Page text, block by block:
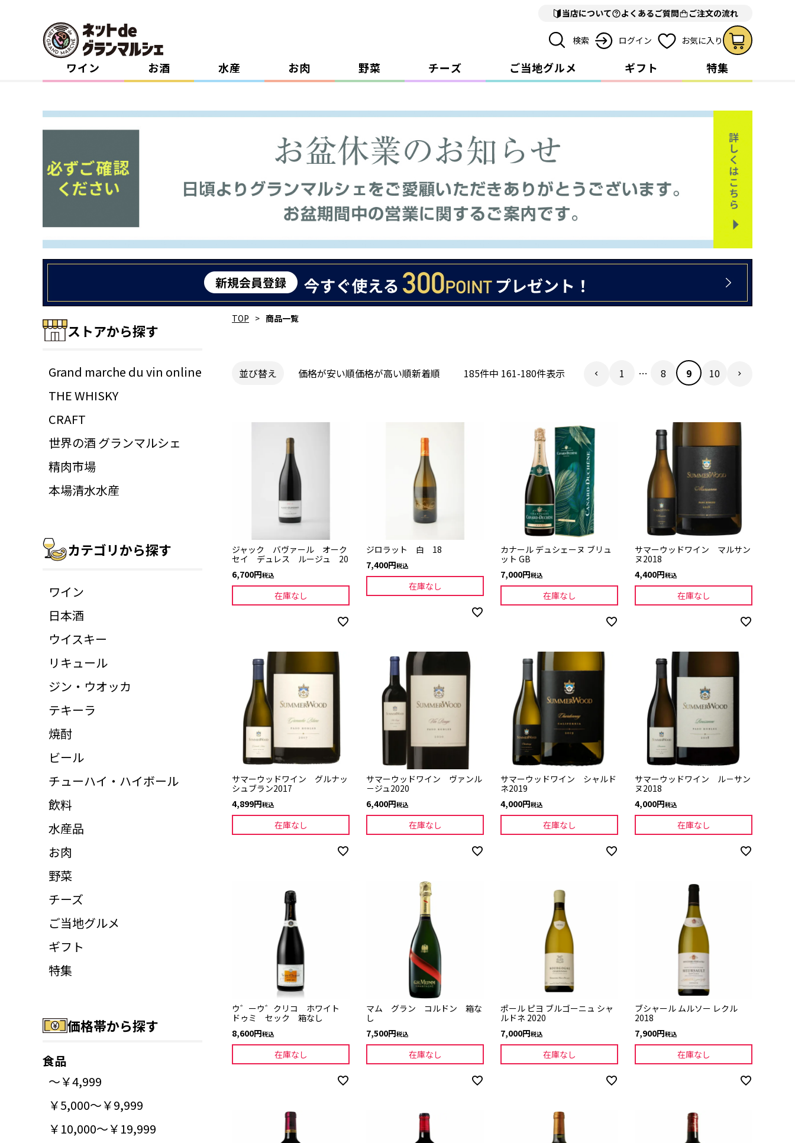
当店について よくあるご質問 ご注文の流れ
検索 ログイン お気に入り
ワイン お酒 水産 お肉 野菜 チーズ ご当地グルメ ギフト 特集
ストアから探す
Grand marche du vin online
THE WHISKY
CRAFT
世界の酒 グランマルシェ
精肉市場
本場清水水産
カテゴリから探す
ワイン
日本酒
ウイスキー
リキュール
ジン・ウオッカ
テキーラ
焼酎
ビール
チューハイ・ハイボール
飲料
水産品
お肉
野菜
チーズ
ご当地グルメ
ギフト
特集
価格帯から探す
食品
～￥4,999
￥5,000～￥9,999
￥10,000～￥19,999
TOP 商品一覧
並び替え 価格が安い順価格が高い順新着順 185件中 161-180件表示 1 … 8 9 10
ジャック バヴァール オーク
セイ デュレス ルージュ 20
6,700
税込
在庫なし
ジロラット 白 18
7,400
税込
在庫なし
カナール デュシェーヌ ブリュ
ット GB
7,000
税込
在庫なし
サマーウッドワイン マルサン
ヌ2018
4,400
税込
在庫なし
サマーウッドワイン グルナッ
シュブラン2017
4,899
税込
在庫なし
サマーウッドワイン ヴァンル
－ジュ2020
6,400
税込
在庫なし
サマーウッドワイン シャルド
ネ2019
4,000
税込
在庫なし
サマーウッドワイン ル－サン
ヌ2018
4,000
税込
在庫なし
ウ゛ーウ゛クリコ ホワイト
ドゥミ セック 箱なし
8,600
税込
在庫なし
マム グラン コルドン 箱な
し
7,500
税込
在庫なし
ポール ピヨ ブルゴーニュ シャ
ルドネ 2020
7,000
税込
在庫なし
ブシャール ムルソー レクル
2018
7,900
税込
在庫なし